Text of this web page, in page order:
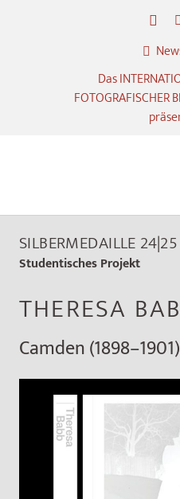
Das
FOTOGRAFISCHER
SILBERMEDAILLE 24|25
Studentisches Projekt
THERESA
Camden (1898–1901)